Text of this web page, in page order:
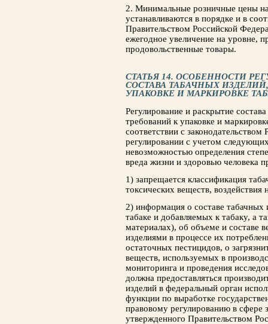
2. Минимальные розничные цены
устанавливаются в порядке и в
Правительством Российской
ежегодное увеличение на уровне,
продовольственные товары.
СТАТЬЯ 14. ОСОБЕННОСТИ
СОСТАВА ТАБАЧНЫХ
УПАКОВКЕ И МАРКИРОВКЕ
Регулирование и раскрытие
требований к упаковке и
соответствии с
регулировании с учетом
невозможностью определения
вреда жизни и здоровью человека
1) запрещается классификация
токсических веществ, воздействия
2) информация о составе
табаке и добавляемых к табаку, а
материалах), об объеме и составе
изделиями в процессе их
остаточных пестицидов, о
веществ, используемых в
мониторинга и проведения
должна предоставляться
изделий в федеральный орган
функции по выработке
правовому регулированию в сфере
утвержденного Правительством